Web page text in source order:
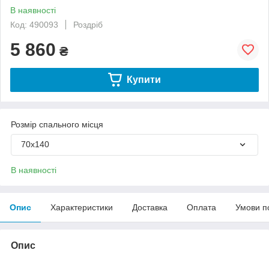
В наявності
Код: 490093
Роздріб
5 860 ₴
Купити
Розмір спального місця
70х140
В наявності
Опис Характеристики Доставка Оплата Умови
Опис